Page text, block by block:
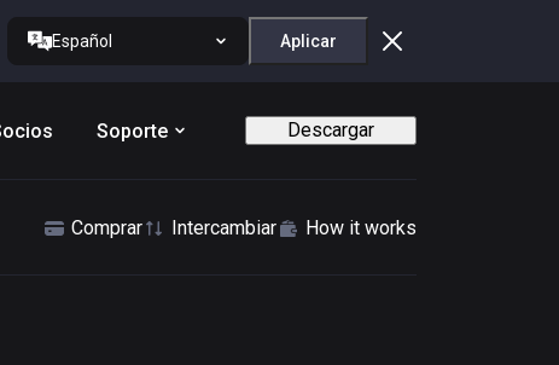
Español Aplicar
Soporte Descargar
Comprar Intercambiar How it works